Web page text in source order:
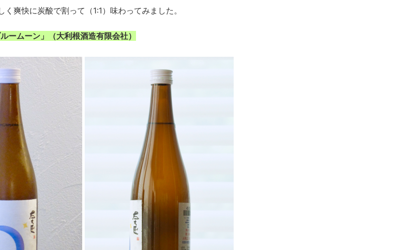
爽快に炭酸で割って（1:1）味わってみました。
ームーン」（大利根酒造有限会社）